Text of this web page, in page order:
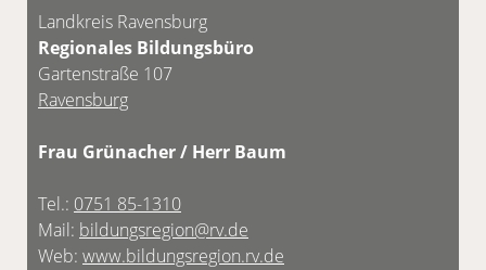
Landkreis Ravensburg
Regionales Bildungsbüro
Gartenstraße 107
Ravensburg
Frau Grünacher / Herr Baum
Tel.: 0751 85-1310
Mail: bildungsregion@rv.de
Web: www.bildungsregion.rv.de